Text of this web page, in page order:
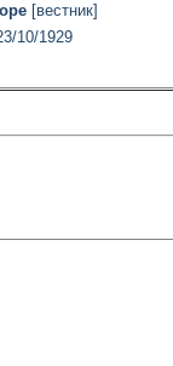
[вестник]
10/1929